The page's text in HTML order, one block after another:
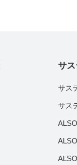
サ
サス
サス